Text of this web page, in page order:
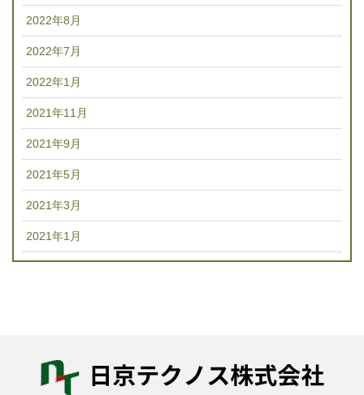
2022年8月
2022年7月
2022年1月
2021年11月
2021年9月
2021年5月
2021年3月
2021年1月